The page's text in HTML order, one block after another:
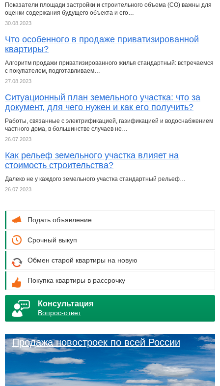
Показатели площади застройки и строительного объема (СО) важны для
оценки содержания будущего объекта и его…
30.08.2023
Что особенного в продаже приватизированной
квартиры?
Алгоритм продажи приватизированного жилья стандартный: встречаемся
с покупателем, подготавливаем…
27.08.2023
Ситуационный план земельного участка: что за
документ, для чего нужен и как его получить?
Работы, связанные с электрификацией, газификацией и водоснабжением
частного дома, в большинстве случаев не…
26.07.2023
Как рельеф земельного участка влияет на
стоимость строительства?
Далеко не у каждого земельного участка стандартный рельеф…
26.07.2023
Подать объявление
Срочный выкуп
Обмен старой квартиры на новую
Покупка квартиры в рассрочку
Консультация
Вопрос-ответ
Продажа новостроек по всей России